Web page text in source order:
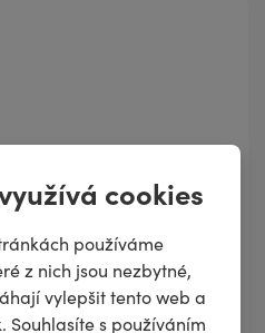
cookies
používáme
z nich jsou nezbytné,
vylepšit tento web a
Souhlasíte s používáním